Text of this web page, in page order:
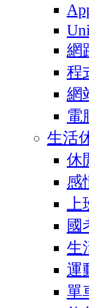
網
程
網
電
生活
休
感
國
生
運
單